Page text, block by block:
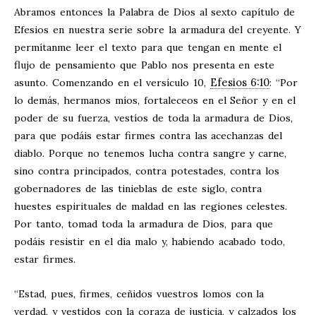
Abramos entonces la Palabra de Dios al sexto capítulo de
Efesios en nuestra serie sobre la armadura del creyente. Y
permítanme leer el texto para que tengan en mente el
flujo de pensamiento que Pablo nos presenta en este
asunto. Comenzando en el versículo 10, Efesios 6:10: “Por
lo demás, hermanos míos, fortaleceos en el Señor y en el
poder de su fuerza, vestíos de toda la armadura de Dios,
para que podáis estar firmes contra las acechanzas del
diablo. Porque no tenemos lucha contra sangre y carne,
sino contra principados, contra potestades, contra los
gobernadores de las tinieblas de este siglo, contra
huestes espirituales de maldad en las regiones celestes.
Por tanto, tomad toda la armadura de Dios, para que
podáis resistir en el día malo y, habiendo acabado todo,
estar firmes.
“Estad, pues, firmes, ceñidos vuestros lomos con la
verdad, y vestidos con la coraza de justicia, y calzados los